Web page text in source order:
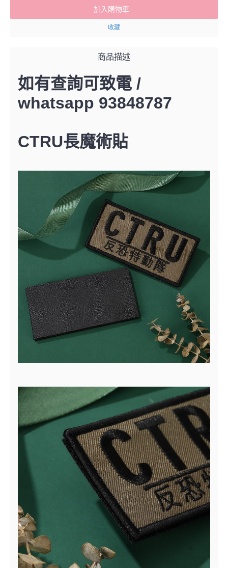
加入購物車
收藏
商品描述
如有查詢可致電 /
whatsapp 93848787
CTRU長魔術貼